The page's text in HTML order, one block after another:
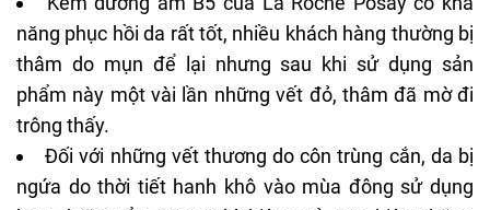
Kem dưỡng ẩm B5 của La Roche Posay có khả
năng phục hồi da rất tốt, nhiều khách hàng thường bị
thâm do mụn để lại nhưng sau khi sử dụng sản
phẩm này một vài lần những vết đỏ, thâm đã mờ đi
trông thấy.
Đối với những vết thương do côn trùng cắn, da bị
ngứa do thời tiết hanh khô vào mùa đông sử dụng